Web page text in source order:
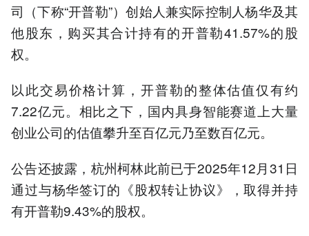
司（下称“开普勒”）创始人兼实际控制人杨华及其
他股东，购买其合计持有的开普勒41.57%的股
权。
以此交易价格计算，开普勒的整体估值仅有约
7.22亿元。相比之下，国内具身智能赛道上大量
创业公司的估值攀升至百亿元乃至数百亿元。
公告还披露，杭州柯林此前已于2025年12月31日
通过与杨华签订的《股权转让协议》，取得并持
有开普勒9.43%的股权。